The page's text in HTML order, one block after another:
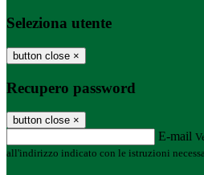
Seleziona utente
button close ×
Recupero password
button close ×
E-mail
all'indirizzo indicato con le istruzioni